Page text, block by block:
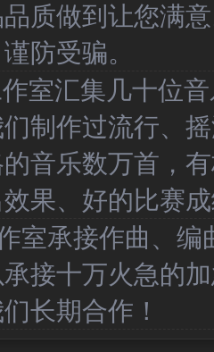
质做到让您满
防受骗。
汇集几十位音
制作过流行、
音乐数万首，
果、好的比赛
承接作曲、编
接十万火急的
长期合作！